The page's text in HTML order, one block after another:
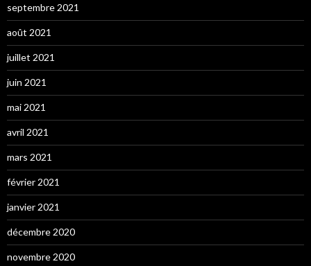
septembre 2021
août 2021
juillet 2021
juin 2021
mai 2021
avril 2021
mars 2021
février 2021
janvier 2021
décembre 2020
novembre 2020